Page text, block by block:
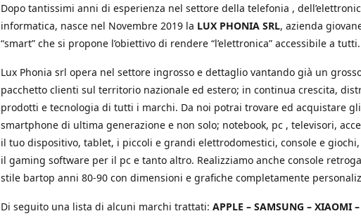
Dopo tantissimi anni di esperienza nel settore della telefonia ,
informatica, nasce nel Novembre 2019 la LUX PHONIA SRL, azienda
“smart” che si propone l’obiettivo di rendere “l’elettronica” accessibile a tutti.
Lux Phonia srl opera nel settore ingrosso e dettaglio vantando già un
pacchetto clienti sul territorio nazionale ed estero; in continua crescita,
prodotti e tecnologia di tutti i marchi. Da noi potrai trovare ed acquistare gli
smartphone di ultima generazione e non solo; notebook, pc , televisori,
il tuo dispositivo, tablet, i piccoli e grandi elettrodomestici, console e
il gaming software per il pc e tanto altro. Realizziamo anche console
stile bartop anni 80-90 con dimensioni e grafiche completamente
Di seguito una lista di alcuni marchi trattati: APPLE – SAMSUNG – XIAOMI